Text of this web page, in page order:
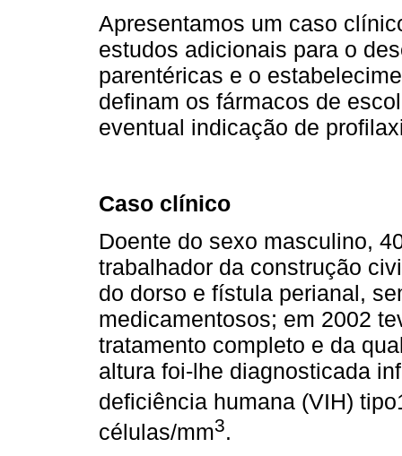
Apresentamos um caso
estudos adicionais para o
parentéricas e o
definam os fármacos de
eventual indicação de
Caso clínico
Doente do sexo masculino,
trabalhador da construção
do dorso e fístula perianal,
medicamentosos; em 2002
tratamento completo e da
altura foi-lhe diagnosticada
deficiência humana (VIH)
células/mm3.